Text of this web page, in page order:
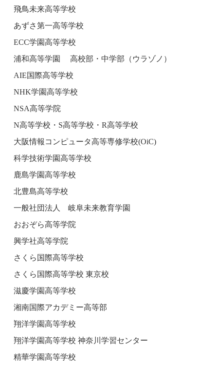
飛鳥未来高等学校
あずさ第一高等学校
ECC学園高等学校
浦和高等学園 高校部・中学部（ウラゾノ）
AIE国際高等学校
NHK学園高等学校
NSA高等学院
N高等学校・S高等学校・R高等学校
大阪情報コンピュータ高等専修学校(OiC)
科学技術学園高等学校
鹿島学園高等学校
北豊島高等学校
一般社団法人 岐阜未来教育学園
おおぞら高等学院
興学社高等学院
さくら国際高等学校
さくら国際高等学校 東京校
滋慶学園高等学校
湘南国際アカデミー高等部
翔洋学園高等学校
翔洋学園高等学校 神奈川学習センター
精華学園高等学校